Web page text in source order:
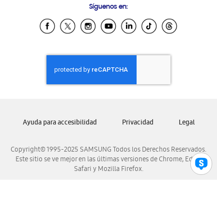
Samsung Ecuador
Samsung El Salvador
Samsung Honduras
Samsung Nicaragua
Samsung Panamá
Samsung Venezuela
Síguenos en:
Copyright© 1995-2025 SAMSUNG Todos los Derechos Reservados.
Este sitio se ve mejor en las últimas versiones de Chrome, Edge,
Safari y Mozilla Firefox.
Ayuda para accesibilidad Privacidad Legal